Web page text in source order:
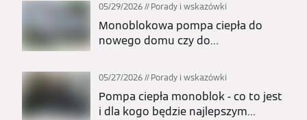
05/29/2026 Porady i wskazówki
Monoblokowa pompa ciepła do
nowego domu czy do
05/27/2026 Porady i wskazówki
Pompa ciepła monoblok - co to jest
i dla kogo będzie najlepszym